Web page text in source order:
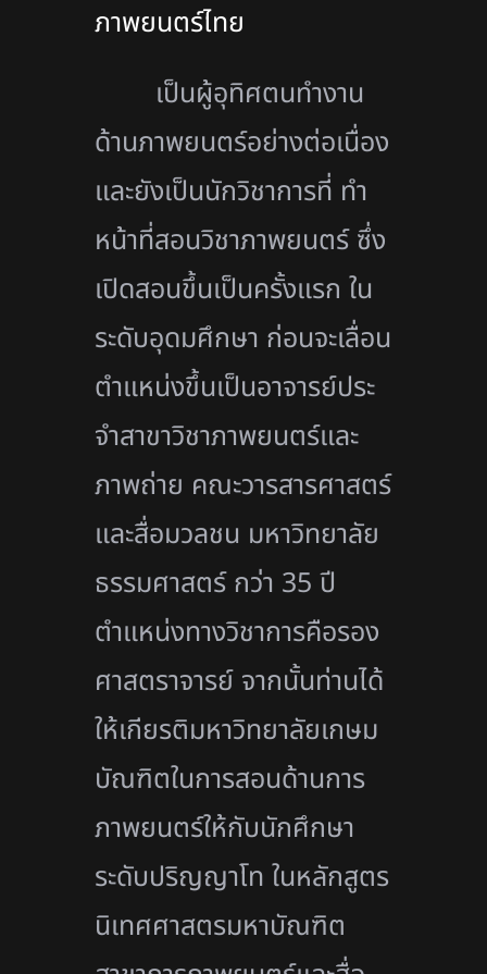
ภาพยนตร์ไทย
เป็นผู้อุทิศตนทำงาน
ด้านภาพยนตร์อย่างต่อเนื่อง
และยังเป็นนักวิชาการที่ ทํา
หน้าที่สอนวิชาภาพยนตร์ ซึ่ง
เปิดสอนขึ้นเป็นครั้งแรก ใน
ระดับอุดมศึกษา ก่อนจะเลื่อน
ตําแหน่งขึ้นเป็นอาจารย์ประ
จําสาขาวิชาภาพยนตร์และ
ภาพถ่าย คณะวารสารศาสตร์
และสื่อมวลชน มหาวิทยาลัย
ธรรมศาสตร์ กว่า 35 ปี
ตำแหน่งทางวิชาการคือรอง
ศาสตราจารย์ จากนั้นท่านได้
ให้เกียรติมหาวิทยาลัยเกษม
บัณฑิตในการสอนด้านการ
ภาพยนตร์ให้กับนักศึกษา
ระดับปริญญาโท ในหลักสูตร
นิเทศศาสตรมหาบัณฑิต